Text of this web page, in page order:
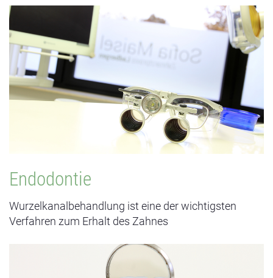
ENDODONTIE
Häufige Folge einer ausgeprägten Karies sind die
Erkrankungen der Pulpa, also des Zahnnervs, der sich in
den Zahnwurzeln befindet. Die Bakterien zerstören den
Zahn und können bis in die Wurzelspitze vordringen. Die
Folge davon sind starke Zahnschmerzen. Das Ziel der
Wurzelbehandlung ist die Zahnschmerzen zu lindern, das
entzündete Gewebe aus den Wurzelkanälen zu entfernen
und den Zahn bakteriendicht zu verschließen.
Endodontie
Wurzelkanalbehandlung ist eine der wichtigsten
Verfahren zum Erhalt des Zahnes
CMD - DIAGNOSTIK UND SCHMERZTHERAPIE
genannt, spiegeln sich in unterschiedlichen Beschwerden
wieder und reichen von überempfindlichen Zähnen,